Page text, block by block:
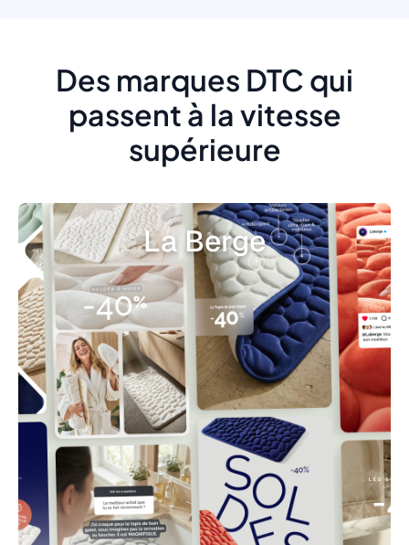
Des marques DTC qui
passent à la vitesse
supérieure
La Berge